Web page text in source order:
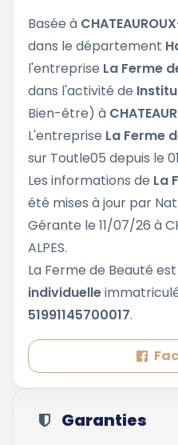
Basée à
dans le département
l'entreprise La Ferme
dans l'activité de
Bien-être) à
L'entreprise La Ferme
sur Toutle05 depuis le
Les informations de La
été mises à jour par
Gérante le 11/07/26 à
ALPES.
La Ferme de Beauté
individuelle
51991145700017.
Garanties